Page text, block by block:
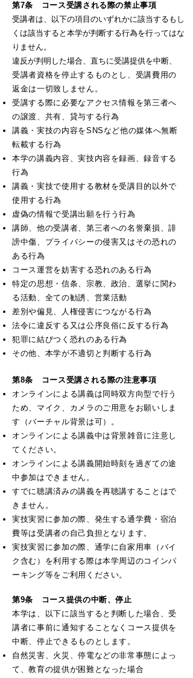
第7条 コース受講される際の禁止事項
受講者は、以下の項目のいずれかに該当するもし
くは該当すると本学が判断する行為を行ってはな
りません。
違反が判明した場合、直ちに受講提供を中断、
受講者資格を停止するものとし、受講費用の
返金は一切致しません。
受講する際に必要なアクセス情報を第三者へ
の譲渡、共有、貸与する行為
講義・実技の内容をSNSなど他の媒体へ無断
転載する行為
本学の講義内容、実技内容を録画、録音する
行為
講義・実技で使用する教材を受講目的以外で
使用する行為
虚偽の情報で受講出願を行う行為
講師、他の受講者、第三者への名誉棄損、誹
謗中傷、プライバシーの侵害又はその恐れの
ある行為
コース運営を妨害する恐れのある行為
特定の思想・信条、宗教、政治、選挙に関わ
る活動、全ての勧誘、営業活動
差別や偏見、人権侵害につながる行為
法令に違反する又は公序良俗に反する行為
犯罪に結びつく恐れのある行為
​その他、本学が不適切と判断する行為
第8条 コース受講される際の注意事項
オンラインによる講義は同時双方向型で行う
ため、マイク、カメラのご用意をお願いしま
す（バーチャル背景は可）。
オンラインによる講義中は背景雑音に注意し
てください。
オンラインによる講義開始時刻を過ぎての途
中参加はできません。
すでに聴講済みの講義を再聴講することはで
きません。
実技実習に参加の際、発生する通学費・宿泊
費等は受講者の自己負担となります。
実技実習に参加の際、通学に自家用車（バイ
ク含む）を利用する際は本学周辺のコインパ
ーキング等をご利用ください。
第9条 コース提供の中断、停止
​本学は、以下に該当すると判断した場合、受
講者に事前に通知することなくコース提供を
中断、停止できるものとします。
自然災害、火災、停電などの非常事態によっ
て、教育の提供が困難となった場合